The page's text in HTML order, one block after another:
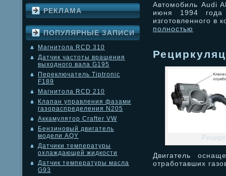
РЕКЛАМА
ПОПУЛЯРНЫЕ ЗАПИСИ
Магнитола RCD 310
Датчик частоты вращения
выходного вала G195
Переключатель Tiptronic
F189
Магнитола RCD 210
Клапан управления фазами
газораспределения N205
Аккамулятор Crafter VW
Бензиновый двигатель
модели AQY
Датчики температуры
охлаждающей жидкости
Датчик температуры масла
G93
Автомобиль Audi
июня 1994 года
изготовленного в
полностью
Двигатель
отработавших